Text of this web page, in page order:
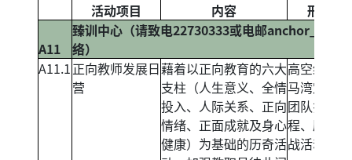
活动项目 内容 形式
A11
臻训中心（请致电22730333或电邮
络）
A11.1正向教师发展日
营
藉着以正向教育的六大
支柱（人生意义、全情
投入、人际关系、正向
情绪、正面成就及身心
健康）为基础的历奇活
高空绳网、
马湾定向、
团队扎作工
程、历奇挑
战活动。